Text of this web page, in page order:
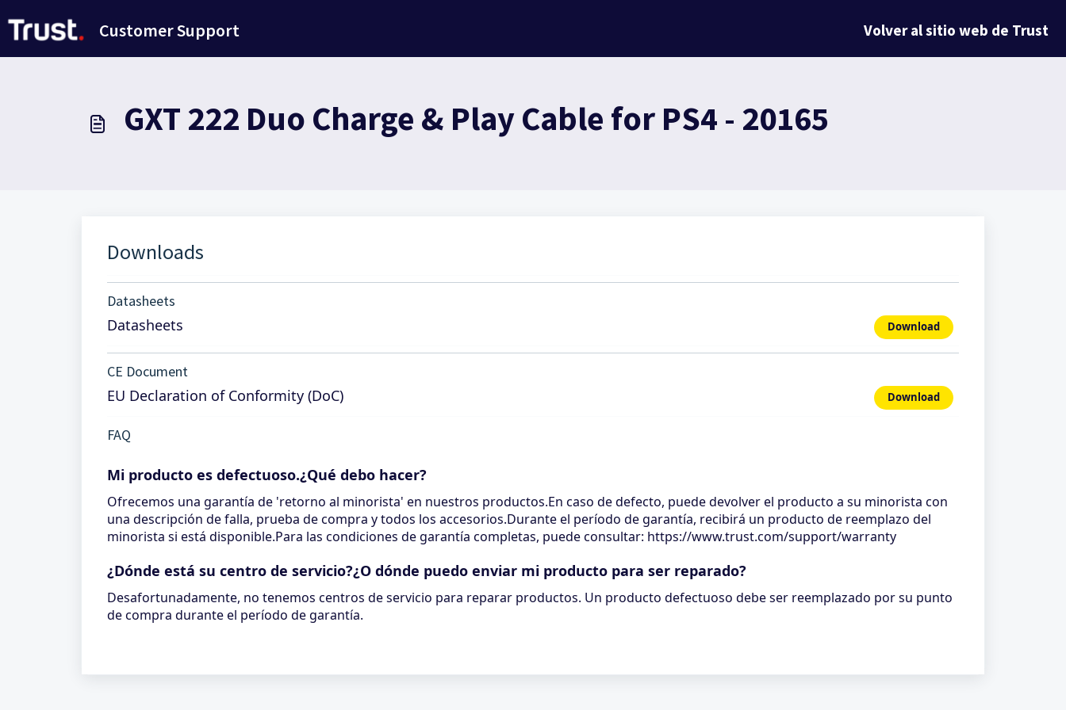
Customer Support Volver al sitio web de Trust
GXT 222 Duo Charge & Play Cable for PS4 - 20165
Downloads
Datasheets
Datasheets Download
CE Document
EU Declaration of Conformity (DoC) Download
FAQ
Mi producto es defectuoso.¿Qué debo hacer?
Ofrecemos una garantía de 'retorno al minorista' en nuestros productos.En caso de defecto, puede devolver el producto a su minorista con
una descripción de falla, prueba de compra y todos los accesorios.Durante el período de garantía, recibirá un producto de reemplazo del
minorista si está disponible.Para las condiciones de garantía completas, puede consultar: https://www.trust.com/support/warranty
¿Dónde está su centro de servicio?¿O dónde puedo enviar mi producto para ser reparado?
Desafortunadamente, no tenemos centros de servicio para reparar productos. Un producto defectuoso debe ser reemplazado por su punto
de compra durante el período de garantía.